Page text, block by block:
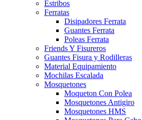
Estribos
Ferratas
Disipadores Ferrata
Guantes Ferrata
Poleas Ferrata
Friends Y Fisureros
Guantes Fisura y Rodilleras
Material Equipamiento
Mochilas Escalada
Mosquetones
Moqueton Con Polea
Mosquetones Antigiro
Mosquetones HMS